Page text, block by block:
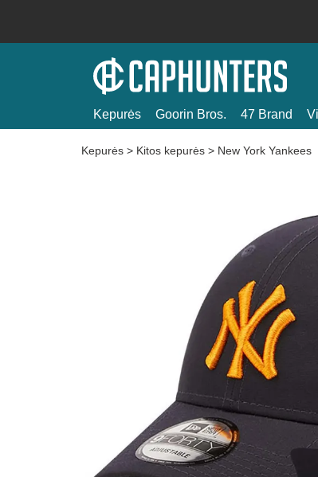
Kepurės Goorin Bros. 47 Brand
Kepurės > Kitos kepurės > New York Yankees